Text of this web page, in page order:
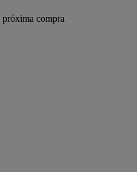
próxima compra